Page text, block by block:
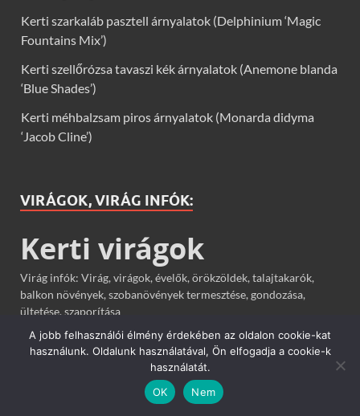
Kerti szarkaláb pasztell árnyalatok (Delphinium ‘Magic
Fountains Mix’)
Kerti szellőrózsa tavaszi kék árnyalatok (Anemone blanda
‘Blue Shades’)
Kerti méhbalzsam piros árnyalatok (Monarda didyma
‘Jacob Cline’)
VIRÁGOK, VIRÁG INFÓK:
Kerti virágok
Virág infók: Virág, virágok, évelők, örökzöldek, talajtakarók,
balkon növények, szobanövények termesztése, gondozása,
ültetése, szaporítása
A jobb felhasználói élmény érdekében az oldalon cookie-kat
használunk. Oldalunk használatával, Ön elfogadja a cookie-k
használatát.
OK
Nem